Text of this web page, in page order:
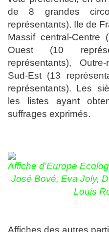
de 8 grandes
représentants), Ile de
Massif central-Centre
Ouest (10
représentants),
Sud-Est (13
représentants). Les
les listes ayant
suffrages exprimés.
Affiche d'Europe
José Bové, Eva Joly,
Louis
Affiches des autres